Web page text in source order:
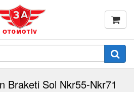
Braketi Sol Nkr55-Nkr71